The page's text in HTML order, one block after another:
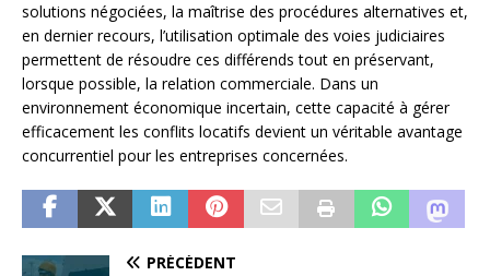
solutions négociées, la maîtrise des procédures alternatives et,
en dernier recours, l’utilisation optimale des voies judiciaires
permettent de résoudre ces différends tout en préservant,
lorsque possible, la relation commerciale. Dans un
environnement économique incertain, cette capacité à gérer
efficacement les conflits locatifs devient un véritable avantage
concurrentiel pour les entreprises concernées.
PRÉCÉDENT